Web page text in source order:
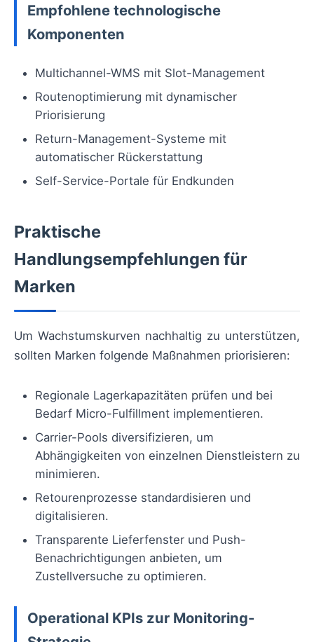
Empfohlene technologische
Komponenten
Multichannel-WMS mit Slot-Management
Routenoptimierung mit dynamischer
Priorisierung
Return-Management-Systeme mit
automatischer Rückerstattung
Self-Service-Portale für Endkunden
Praktische
Handlungsempfehlungen für
Marken
Um Wachstumskurven nachhaltig zu unterstützen,
sollten Marken folgende Maßnahmen priorisieren:
Regionale Lagerkapazitäten prüfen und bei
Bedarf Micro-Fulfillment implementieren.
Carrier-Pools diversifizieren, um
Abhängigkeiten von einzelnen Dienstleistern zu
minimieren.
Retourenprozesse standardisieren und
digitalisieren.
Transparente Lieferfenster und Push-
Benachrichtigungen anbieten, um
Zustellversuche zu optimieren.
Operational KPIs zur Monitoring-